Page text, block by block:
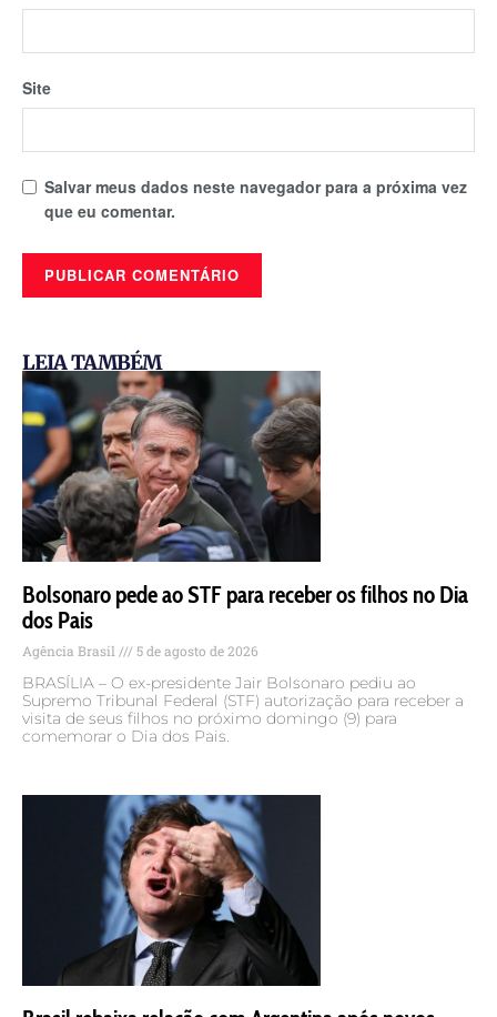
Site
Salvar meus dados neste navegador para a próxima vez
que eu comentar.
LEIA TAMBÉM
Bolsonaro pede ao STF para receber os filhos no Dia
dos Pais
Agência Brasil 5 de agosto de 2026
BRASÍLIA – O ex-presidente Jair Bolsonaro pediu ao
Supremo Tribunal Federal (STF) autorização para receber a
visita de seus filhos no próximo domingo (9) para
comemorar o Dia dos Pais.